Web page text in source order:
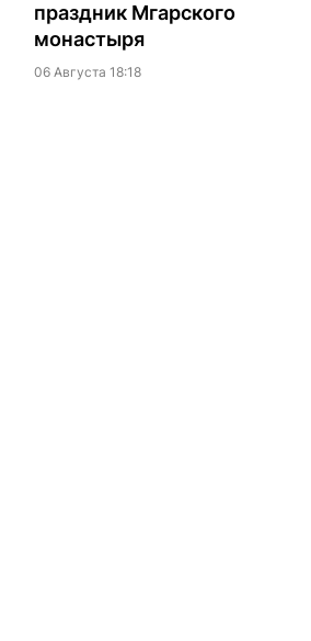
праздник Мгарского
монастыря
06 Августа 18:18